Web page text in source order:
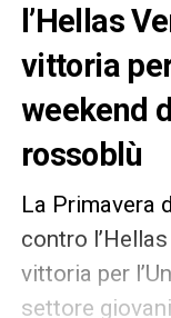
l’Hellas
vittoria
weekend
rossoblù
La Primavera
contro
vittoria per
settore